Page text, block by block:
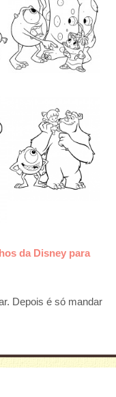
da Disney para
Depois é só mandar